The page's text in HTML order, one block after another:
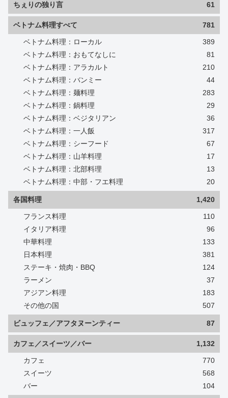
ちぇりの独り言 61
ベトナム料理すべて 781
ベトナム料理：ローカル
389
ベトナム料理：おもてなしに
81
ベトナム料理：アラカルト
210
ベトナム料理：バンミー
44
ベトナム料理：麺料理
283
ベトナム料理：鍋料理
29
ベトナム料理：ベジタリアン
36
ベトナム料理：一人飯
317
ベトナム料理：シーフード
67
ベトナム料理：山羊料理
17
ベトナム料理：北部料理
13
ベトナム料理：中部・フエ料理
20
各国料理 1,420
フランス料理
110
イタリア料理
96
中華料理
133
日本料理
381
ステーキ・焼肉・BBQ
124
ラーメン
37
アジアン料理
183
その他の国
507
ビュッフェ／アフタヌーンティー 87
カフェ／スイーツ／バー 1,132
カフェ
770
スイーツ
568
バー
104